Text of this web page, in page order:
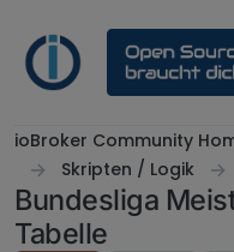
ioBroker Community
Skripten / Logik
Bundesliga
Tabelle